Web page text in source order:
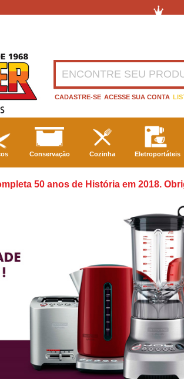
CADASTRE-SE ACESSE SUA CONTA
Conservação Cozinha Eletroportáteis
50 anos de História em 2018.